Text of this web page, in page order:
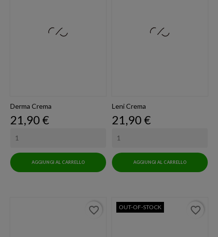
Derma Crema
Prezzo
21,90 €
AGGIUNGI AL CARRELLO
Leni Crema
Prezzo
21,90 €
AGGIUNGI AL CARRELLO
favorite_border OUT-OF-STOCK favorite_border